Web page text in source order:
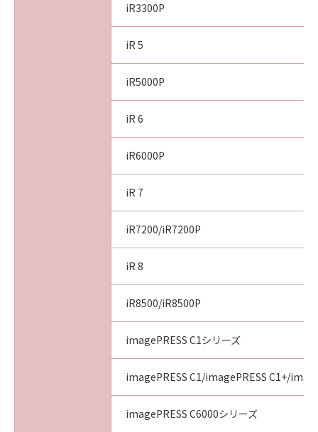
Notwithstanding the foregoing, Sections 4,
and 7 through 11 shall survive any termination
of this Agreement.
9. U.S. GOVERNMENT RESTRICTED RIGHTS
The Software is a "commercial item," as that
term is defined at 48 C.F.R. 2.101 (October
1995), consisting of "commercial computer
software" and "commercial computer
used in 48 C.F.R. 12.212 (September 1995).
Consistent with 48 C.F.R. 12.212 and 48 C.F.R.
all U.S. Government End Users shall acquire
the Software with only those rights set forth
herein. Manufacturer is Canon Inc./30-2,
Shimomaruko 3-chome, Ohta-ku, Tokyo 146-
10. SEVERABILITY
In the event that any section hereof is
declared or found to be illegal by any court or
tribunal of competent jurisdiction, such
section shall be null and void with respect to
the jurisdiction of that court or tribunal and
all the remaining provisions hereof shall
iR3300P
iR 5
iR5000P
iR 6
iR6000P
iR 7
iR7200/iR7200P
iR 8
iR8500/iR8500P
imagePRESS C1シリーズ
imagePRESS C1/imagePRESS C1+/
imagePRESS C6000シリーズ